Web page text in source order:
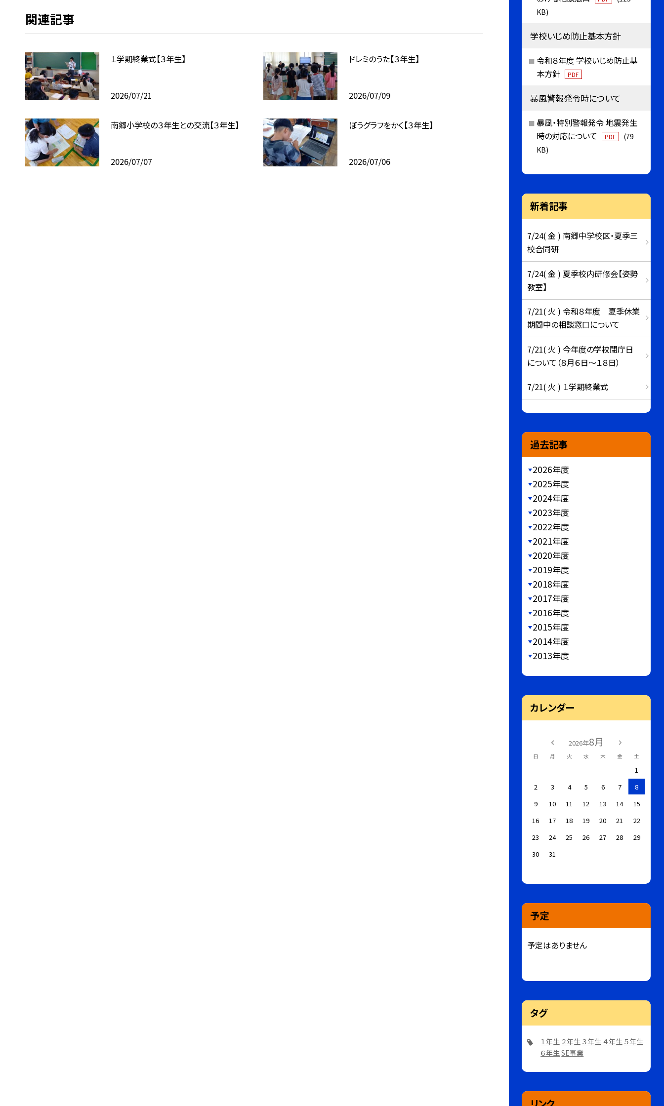
関連記事
１学期終業式【３年生】
2026/07/21
ドレミのうた【３年生】
2026/07/09
南郷小学校の３年生との交流【３年生】
2026/07/07
ぼうグラフをかく【３年生】
2026/07/06
KB)
学校いじめ防止基本方針
令和８年度 学校いじめ防止基
本方針
PDF
暴風警報発令時について
暴風・特別警報発令 地震発生
時の対応について
PDF
(79
KB)
新着記事
7/24( 金 ) 南郷中学校区・夏季三
校合同研
7/24( 金 ) 夏季校内研修会【姿勢
教室】
7/21( 火 ) 令和８年度 夏季休業
期間中の相談窓口について
7/21( 火 ) 今年度の学校閉庁日
について（８月６日～１８日）
7/21( 火 ) １学期終業式
過去記事
2026年度
2025年度
2024年度
2023年度
2022年度
2021年度
2020年度
2019年度
2018年度
2017年度
2016年度
2015年度
2014年度
2013年度
カレンダー
2026年8月
日 月 火 水 木 金 土
1
2
3 4 5 6 7
8
9
10 11 12 13 14
15
16
17 18 19 20 21
22
23
24 25 26 27 28
29
30
31
予定
予定はありません
タグ
１年生 ２年生 ３年生 ４年生 ５年生
６年生SE事業